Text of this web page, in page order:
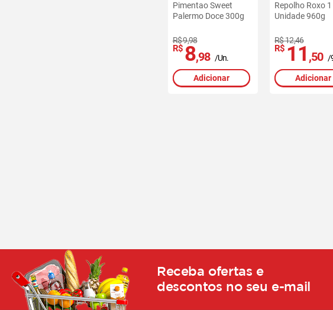
Pimentao Sweet
Palermo Doce 300g
R$ 9,98
R$ 8,98 /Un.
Adicionar
Repolho Roxo 1
Unidade 960g
R$ 12,46
R$ 11 ,50 /
Adicionar
Receba ofertas e
descontos no seu e-mail